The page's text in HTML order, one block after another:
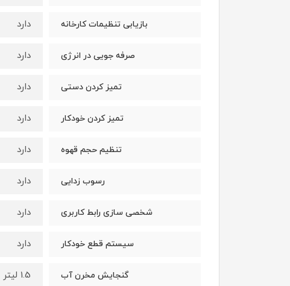
بازیابی تنظیمات کارخانه دارد
صرفه جویی در انرژی دارد
تمیز کردن دستی دارد
تمیز کردن خودکار دارد
تنظیم حجم قهوه دارد
رسوب زدایی دارد
شخصی سازی رابط کاربری دارد
سیستم قطع خودکار دارد
گنجایش مخرن آب 1.5 لیتر